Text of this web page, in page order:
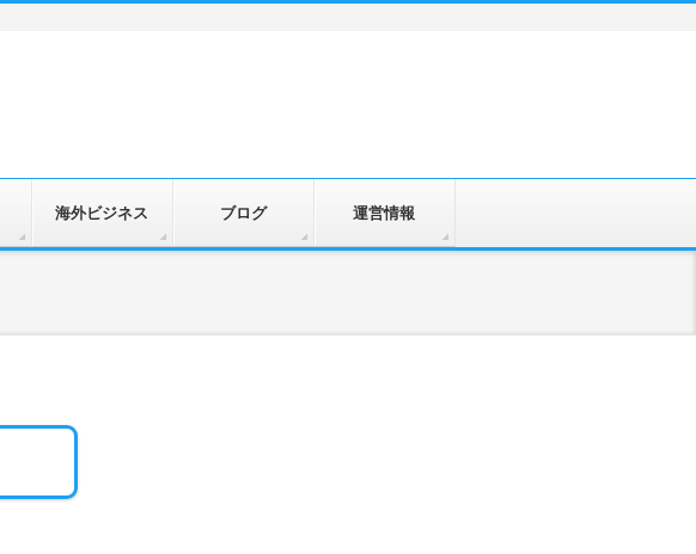
海外ビジネス ブログ 運営情報